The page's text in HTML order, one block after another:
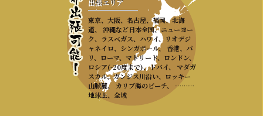
出張エリア
東京、大阪、名古屋、福岡、北海
道、 沖縄など日本全国、ニューヨー
ク、ラスベガス、ハワイ、リオデジ
ャネイロ、シンガポール、 香港、パ
リ、ローマ、マドリード、ロンドン、
ロシア(-20度まで)、ドバイ、 マダガ
スカル、ガンジス川沿い、ロッキー
山脈麓、 カリブ海のビーチ、 ………
地球上、全域